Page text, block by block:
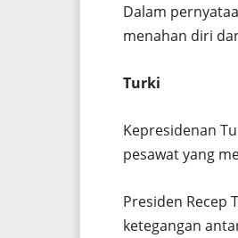
Dalam
menahan diri
Turki
Kepresidenan
pesawat yang
Presiden Recep
ketegangan